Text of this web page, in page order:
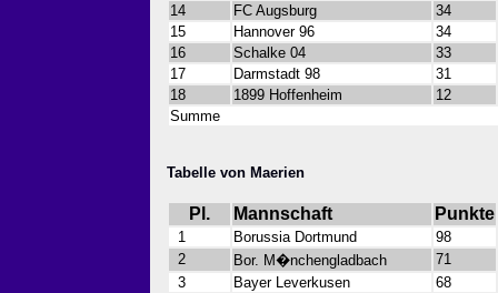
14
FC Augsburg
34
15
Hannover 96
34
16
Schalke 04
33
17
Darmstadt 98
31
18
1899 Hoffenheim
12
Summe
Tabelle von Maerien
Pl. Mannschaft Punkte
1 Borussia Dortmund
98
2
Bor. M�nchengladbach
71
3
Bayer Leverkusen
68